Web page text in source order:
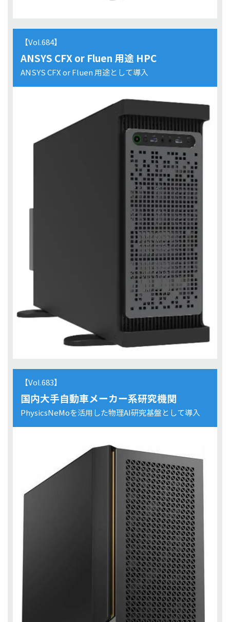
【Vol.684】
ANSYS CFX or Fluen 用途 HPC
ANSYS CFX or Fluen 用途として導入
【Vol.683】
国内大手自動車メーカー系研究機関
PhysicsNeMoを活用した物理AI研究基盤として導入